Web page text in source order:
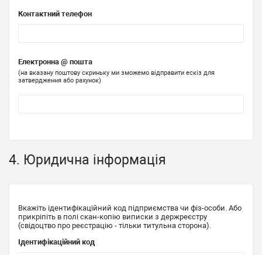
Контактний телефон
Електронна @ пошта
(на вказану поштову скриньку ми зможемо відправити ескіз для
затвердження або рахунок)
4. Юридична інформація
Вкажіть ідентифікаційний код підприємства чи фіз-особи. Або
прикріпіть в полі скан-копію виписки з держреєстру
(свідоцтво про реєстрацію - тільки титульна сторона).
Ідентифікаційний код